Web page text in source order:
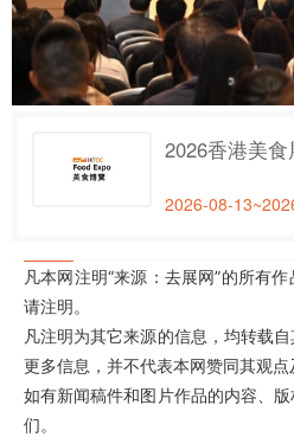
2026香港美
2026-08-
凡本网注明“来源：去展网”的所有
请注明。
凡注明为其它来源的信息，均转载
更多信息，并不代表本网赞同其观点
如有新闻稿件和图片作品的内容、
们。